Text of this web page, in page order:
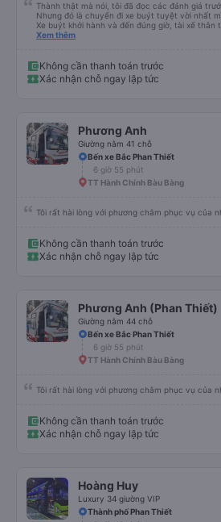
Thành thật mà nói, tôi đã đọc các đánh giá
Nhưng đó là chuyến đi xe buýt tuyệt vời nhất
Xe buýt khởi hành và đến đúng giờ, tài xế thân
dù vẫn hơi xóc, nhưng đó là đặc trưng của Việt
Xem thêm
Không cần thanh toán trước
Xác nhận chỗ ngay lập tức
Phương Anh
Giường nằm 41 chỗ
Bến xe Bắc Phan Thiết
6 giờ 55 phút
TT Hành Chính Bàu Bàng
Tôi rất hài lòng với phương châm phục vụ của
Không cần thanh toán trước
Xác nhận chỗ ngay lập tức
Phương Anh (Phan Thiết)
Giường nằm 44 chỗ
Bến xe Bắc Phan Thiết
6 giờ 55 phút
TT Hành Chính Bàu Bàng
Tôi rất hài lòng với phương châm phục vụ của
Không cần thanh toán trước
Xác nhận chỗ ngay lập tức
Hoàng Huy
Luxury 34 giường VIP
Thành phố Phan Thiết